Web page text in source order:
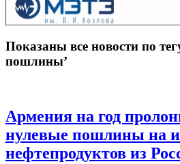
Показаны все новости по
пошлины’
Армения на год
нулевые пошлины на
нефтепродуктов из